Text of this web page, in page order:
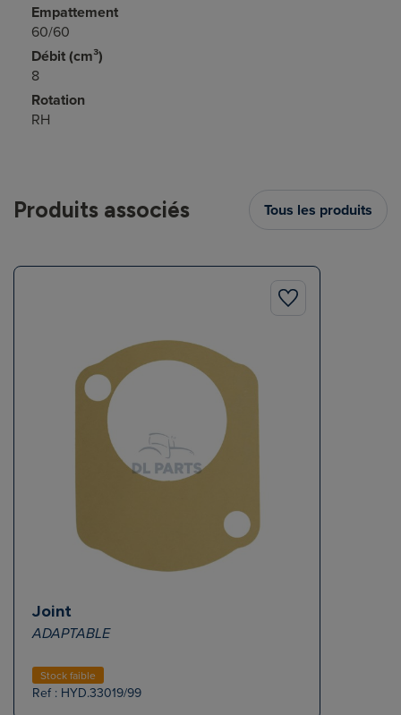
Empattement
60/60
Débit (cm³)
8
Rotation
RH
Produits associés Tous les produits
Joint
ADAPTABLE
Stock faible
Ref : HYD.33019/99